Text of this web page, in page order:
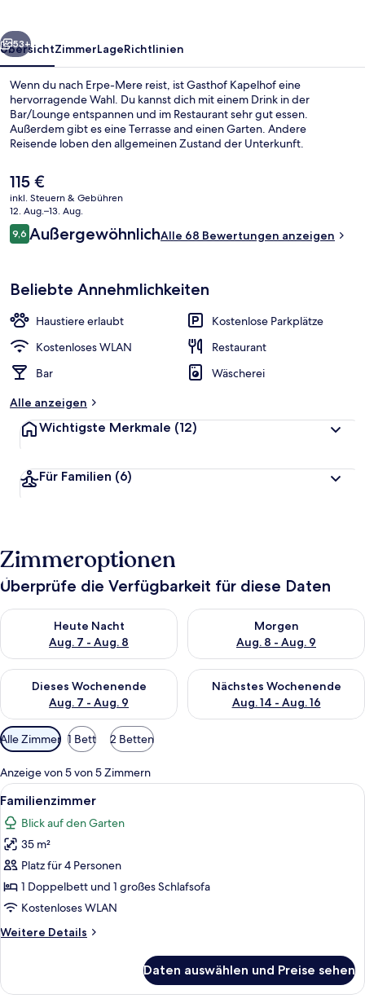
Weiter
53+
ÜbersichtZimmerLageRichtlinien
Wenn du nach Erpe-Mere reist, ist Gasthof Kapelhof eine
hervorragende Wahl. Du kannst dich mit einem Drink in der
Bar/Lounge entspannen und im Restaurant sehr gut essen.
Außerdem gibt es eine Terrasse and einen Garten. Andere
Reisende loben den allgemeinen Zustand der Unterkunft.
Der
aktuelle
Preis
beträgt
115 €.
115 €
inkl. Steuern & Gebühren
12. Aug.–13. Aug.
Bewertungen
9,69,6 von 10.
AußergewöhnlichAlle 68 Bewertungen anzeigen
Beliebte Annehmlichkeiten
Haustiere erlaubt
Kostenlose Parkplätze
Kostenloses WLAN
Restaurant
Bar
Wäscherei
Alle anzeigen
Wichtigste Merkmale (12)
Für Familien (6)
Zimmeroptionen
Überprüfe die Verfügbarkeit für diese Daten
Heute Nacht
Aug. 7 - Aug. 8
Überprüfe die Verfügbarkeit für heute Nacht, Aug. 7 - Aug. 8.
Morgen
Aug. 8 - Aug. 9
Überprüfe die Verfügbarkeit
Dieses Wochenende
Aug. 7 - Aug. 9
Überprüfe die Verfügbarkeit für dieses Wochenende, Aug. 7
Nächstes Wochenende
Aug. 14 - Aug. 16
Überprüfe die Verfügbarkeit
Verfügbare
Filter
für
Zimmer
Alle Zimmer 1 Bett 2 Betten
Anzeige von 5 von 5 Zimmern
Alle
Fotos
für
Familienzimmer
anzeigen
Ein Schlafzimmer mit einem Bett,
3
Familienzimmer
Blick auf den Garten
35 m²
Platz für 4 Personen
1 Doppelbett und 1 großes Schlafsofa
Kostenloses WLAN
Weitere Details
Weitere
Daten auswählen und Preise sehen